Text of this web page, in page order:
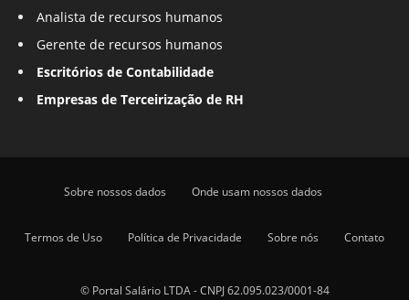
Analista de recursos humanos
Gerente de recursos humanos
Escritórios de Contabilidade
Empresas de Terceirização de RH
Sobre nossos dados Onde usam nossos dados
Termos de Uso Política de Privacidade Sobre nós Contato
© Portal Salário LTDA - CNPJ 62.095.023/0001-84